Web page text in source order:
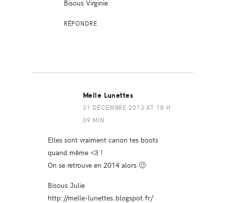
Bisous Virginie
RÉPONDRE
Melle Lunettes
31 DÉCEMBRE 2013 AT 18 H
09 MIN
Elles sont vraiment canon tes boots
quand même <3 !
On se retrouve en 2014 alors 🙂
Bisous Julie
http://melle-lunettes.blogspot.fr/